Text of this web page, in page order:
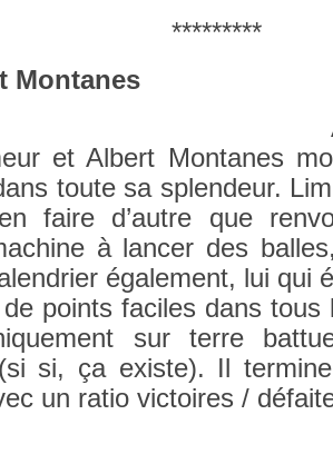
*********
Mon­tanes
et Al­bert Mon­tanes
toute sa splen­deur.
faire d’autre que
à lanc­er des
égale­ment, lui qui
points faciles dans
sur terre
si, ça ex­is­te). Il ter­mine
un ratio vic­toires /